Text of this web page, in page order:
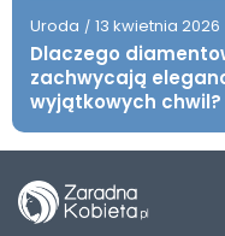
Uroda / 13 kwietnia 2026
Dlaczego
zachwycają
wyjątkowych chwil?